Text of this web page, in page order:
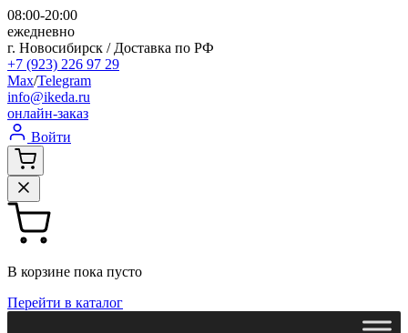
08:00-20:00
ежедневно
г. Новосибирск / Доставка по РФ
+7 (923) 226 97 29
Max/Telegram
info@ikeda.ru
онлайн-заказ
Войти
В корзине пока пусто
Перейти в каталог